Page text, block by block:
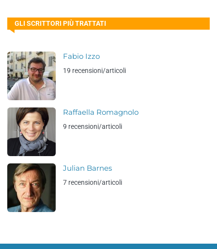
GLI SCRITTORI PIÙ TRATTATI
Fabio Izzo
19 recensioni/articoli
Raffaella Romagnolo
9 recensioni/articoli
Julian Barnes
7 recensioni/articoli